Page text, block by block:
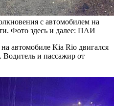
с автомобилем на
Фото здесь и далее: ПАИ
автомобиле Kia Rio двигался
Водитель и пассажир от